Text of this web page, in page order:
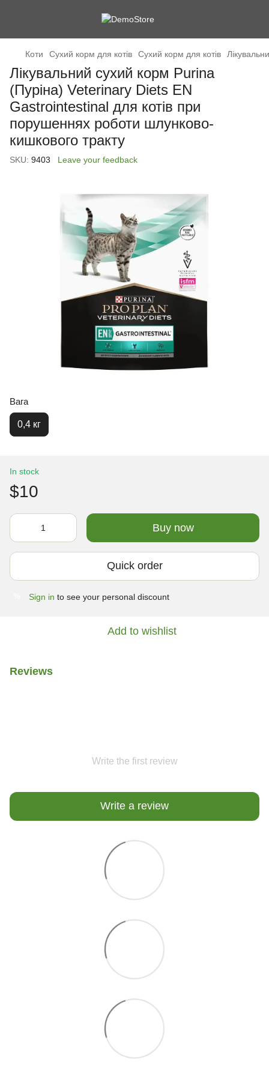
Коти Сухий корм для котів Сухий корм для котів
Лікувальний сухий корм Purina
(Пуріна) Veterinary Diets EN
Gastrointestinal для котів при
порушеннях роботи шлунково-
кишкового тракту
SKU: 9403 Leave your feedback
Вага
0,4 кг
In stock
$10
Buy now
Quick order
Sign in to see your personal discount
Add to wishlist
Reviews
Write the first review
Write a review